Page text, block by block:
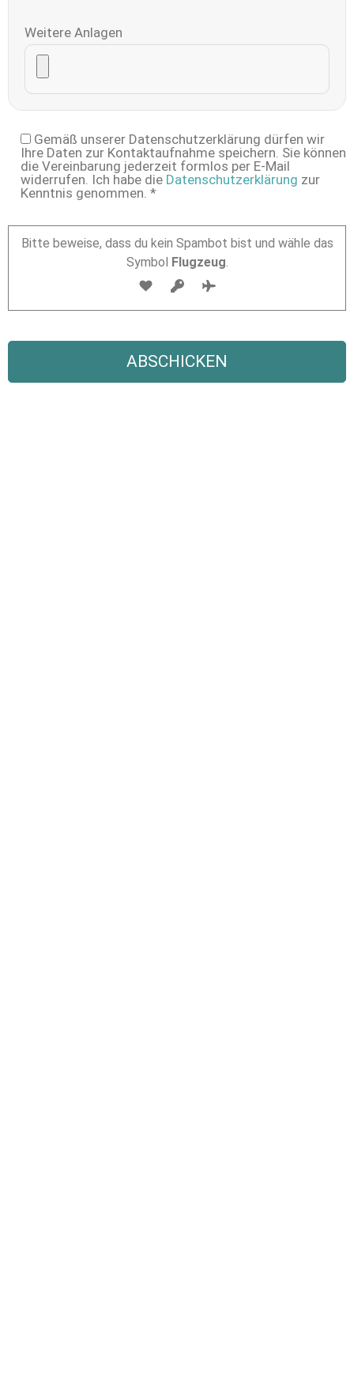
Weitere Anlagen
Gemäß unserer Datenschutzerklärung dürfen wir
Ihre Daten zur Kontaktaufnahme speichern. Sie können
die Vereinbarung jederzeit formlos per E-Mail
widerrufen. Ich habe die Datenschutzerklärung zur
Kenntnis genommen. *
Bitte beweise, dass du kein Spambot bist und wähle das
Symbol Flugzeug